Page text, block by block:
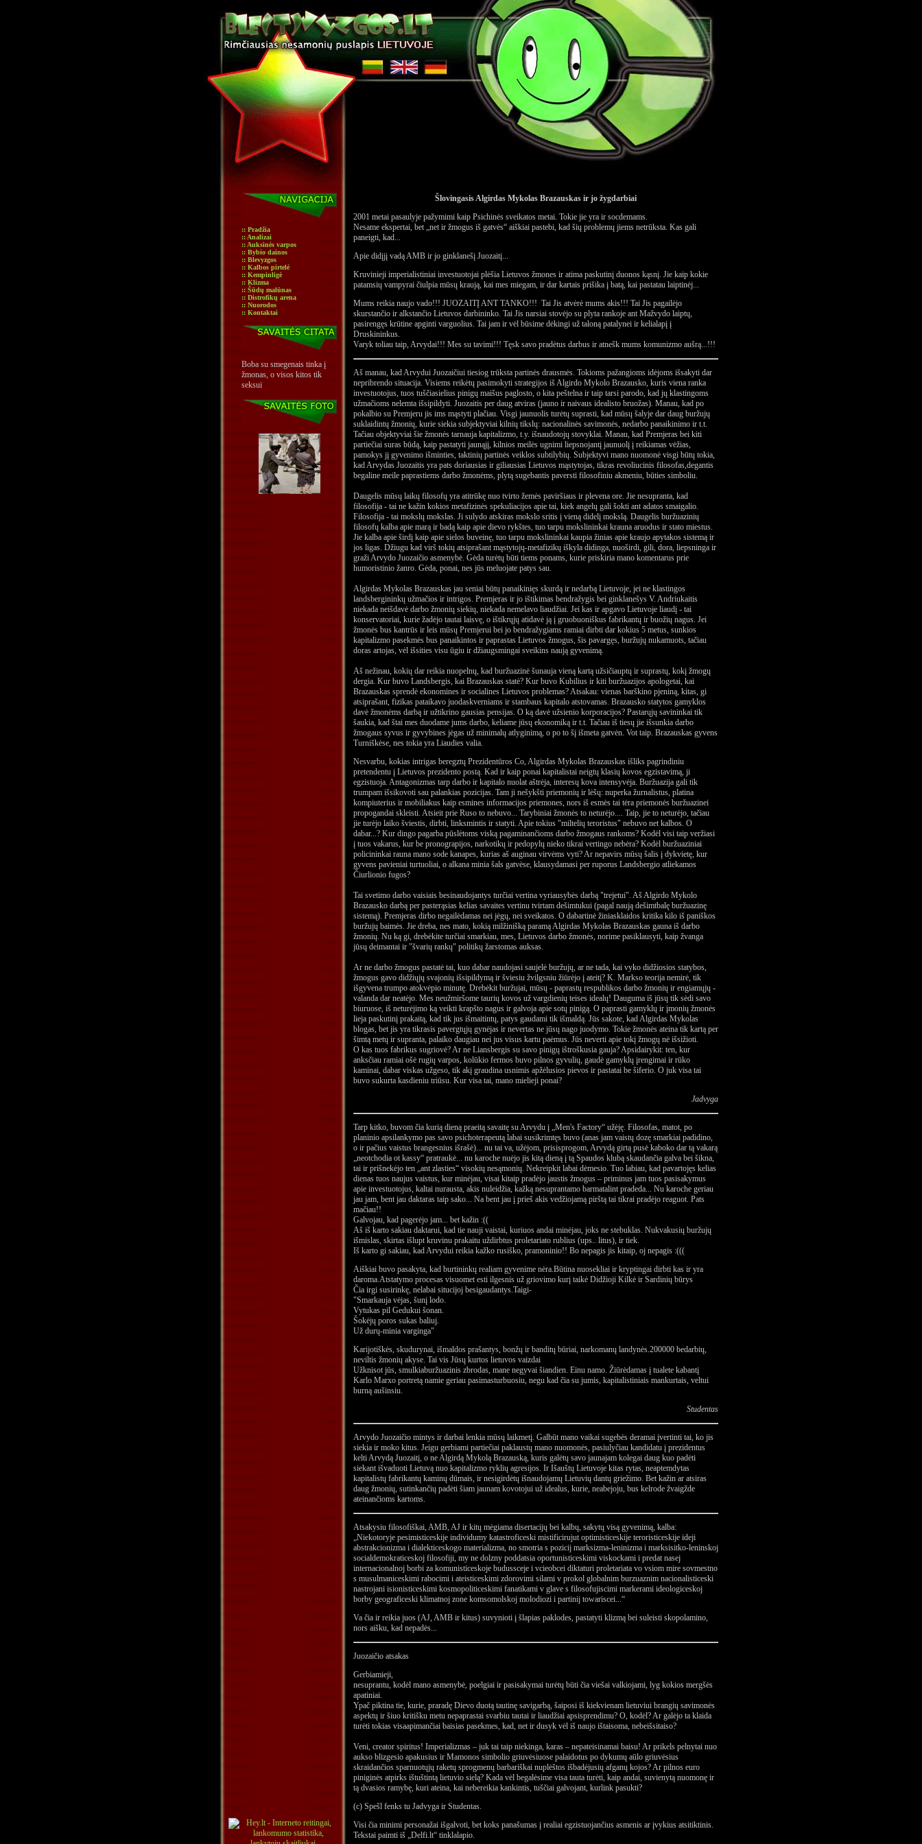
:: Pradžia
:: Analizai
:: Auksinės varpos
:: Bybio dainos
:: Blevyzgos
:: Kalbos pirtelė
:: Kempinligė
:: Klizma
:: Šūdų malūnas
:: Distrofikų arena
:: Nuorodos
:: Kontaktai
Boba su smegenais tinka į
žmonas, o visos kitos tik
seksui
Šlovingasis Algirdas Mykolas Brazauskas ir jo žygdarbiai
2001 metai pasaulyje pažymimi kaip Psichinės sveikatos metai. Tokie jie yra ir socdemams.
Nesame ekspertai, bet „net ir žmogus iš gatvės“ aiškiai pastebi, kad šių problemų jiems netrūksta. Kas gali
paneigti, kad...
Apie didįjį vadą AMB ir jo ginklanešį Juozaitį...
Kruvinieji imperialistiniai investuotojai plėšia Lietuvos žmones ir atima paskutinį duonos kąsnį. Jie kaip kokie
patamsių vampyrai čiulpia mūsų kraują, kai mes miegam, ir dar kartais prišika į batą, kai pastatau laiptinėj...
Mums reikia naujo vado!!! JUOZAITĮ ANT TANKO!!! Tai Jis atvėrė mums akis!!! Tai Jis pagailėjo
skurstančio ir alkstančio Lietuvos darbininko. Tai Jis narsiai stovėjo su plyta rankoje ant Mažvydo laiptų,
pasirengęs krūtine apginti varguolius. Tai jam ir vėl būsime dėkingi už taloną patalynei ir kelialapį į
Druskininkus.
Varyk toliau taip, Arvydai!!! Mes su tavimi!!! Tęsk savo pradėtus darbus ir atnešk mums komunizmo aušrą...!!!
Aš manau, kad Arvydui Juozaičiui tiesiog trūksta partinės drausmės. Tokioms pažangioms idėjoms išsakyti dar
nepribrendo situacija. Visiems reikėtų pasimokyti strategijos iš Algirdo Mykolo Brazausko, kuris viena ranka
investuotojus, tuos tuščiasielius pinigų maišus paglosto, o kita peštelna ir taip tarsi parodo, kad jų klastingoms
užmačioms nelemta išsipildyti. Juozaitis per daug atviras (jauno ir naivaus idealisto bruožas). Manau, kad po
pokalbio su Premjeru jis ims mąstyti plačiau. Visgi jaunuolis turėtų suprasti, kad mūsų šalyje dar daug buržujų
suklaidintų žmonių, kurie siekia subjektyviai kilnių tikslų: nacionalinės savimonės, nedarbo panaikinimo ir t.t.
Tačiau objektyviai šie žmonės tarnauja kapitalizmo, t.y. išnaudotojų stovyklai. Manau, kad Premjeras bei kiti
partiečiai suras būdą, kaip pastatyti jaunąjį, kilnios meilės ugnimi liepsnojantį jaunuolį į reikiamas vėžias,
pamokys jį gyvenimo išminties, taktinių partinės veiklos subtilybių. Subjektyvi mano nuomonė visgi būtų tokia,
kad Arvydas Juozaitis yra pats doriausias ir giliausias Lietuvos mąstytojas, tikras revoliucinis filosofas,degantis
begaline meile paprastiems darbo žmonėms, plytą sugebantis paversti filosofiniu akmeniu, būties simboliu.
Daugelis mūsų laikų filosofų yra atitrūkę nuo tvirto žemės paviršiaus ir plevena ore. Jie nesupranta, kad
filosofija - tai ne kažin kokios metafizinės spekuliacijos apie tai, kiek angelų gali šokti ant adatos smaigalio.
Filosofija - tai mokslų mokslas. Ji sulydo atskiras mokslo sritis į vieną didelį mokslą. Daugelis buržuazinių
filosofų kalba apie marą ir badą kaip apie dievo rykštes, tuo tarpu mokslininkai krauna aruodus ir stato miestus.
Jie kalba apie širdį kaip apie sielos buveinę, tuo tarpu mokslininkai kaupia žinias apie kraujo apytakos sistemą ir
jos ligas. Džiugu kad virš tokių atsiprašant mąstytojų-metafizikų iškyla didinga, nuoširdi, gili, dora, liepsninga ir
graži Arvydo Juozaičio asmenybė. Gėda turėtų būti tiems ponams, kurie priskiria mano komentarus prie
humoristinio žanro. Gėda, ponai, nes jūs meluojate patys sau.
Algirdas Mykolas Brazauskas jau seniai būtų panaikinięs skurdą ir nedarbą Lietuvoje, jei ne klastingos
landsbergininkų užmačios ir intrigos. Premjeras ir jo ištikimas bendražygis bei ginklanešys V. Andriukaitis
niekada neišdavė darbo žmonių siekių, niekada nemelavo liaudžiai. Jei kas ir apgavo Lietuvoje liaudį - tai
konservatoriai, kurie žadėjo tautai laisvę, o ištikrųjų atidavė ją į gruobuoniškus fabrikantų ir buožių nagus. Jei
žmonės bus kantrūs ir leis mūsų Premjerui bei jo bendražygiams ramiai dirbti dar kokius 5 metus, sunkios
kapitalizmo pasekmės bus panaikintos ir paprastas Lietuvos žmogus, šis pavargęs, buržujų nukamuots, tačiau
doras artojas, vėl išsities visu ūgiu ir džiaugsmingai sveikins naują gyvenimą.
Aš nežinau, kokių dar reikia nuopelnų, kad buržuazinė šunauja vieną kartą užsičiauptų ir suprastų, kokį žmogų
dergia. Kur buvo Landsbergis, kai Brazauskas statė? Kur buvo Kubilius ir kiti buržuazijos apologetai, kai
Brazauskas sprendė ekonomines ir socialines Lietuvos problemas? Atsakau: vienas barškino pjeniną, kitas, gi
atsiprašant, fizikas pataikavo juodaskverniams ir stambaus kapitalo atstovamas. Brazausko statytos gamyklos
davė žmonėms darbą ir užtikrino gausias pensijas. O ką davė užsienio korporacijos? Pastarųjų savininkai tik
šaukia, kad štai mes duodame jums darbo, keliame jūsų ekonomiką ir t.t. Tačiau iš tiesų jie išsunkia darbo
žmogaus syvus ir gyvybines jėgas už minimalų atlyginimą, o po to šį išmeta gatvėn. Vot taip. Brazauskas gyvens
Turniškėse, nes tokia yra Liaudies valia.
Nesvarbu, kokias intrigas beregztų Prezidentūros Co, Algirdas Mykolas Brazauskas išliks pagrindiniu
pretendentu į Lietuvos prezidento postą. Kad ir kaip ponai kapitalistai neigtų klasių kovos egzistavimą, ji
egzistuoja. Antagonizmas tarp darbo ir kapitalo nuolat aštrėja, interesų kova intensyvėja. Buržuazija gali tik
trumpam išsikovoti sau palankias pozicijas. Tam ji nešykšti priemonių ir lėšų: nuperka žurnalistus, platina
kompiuterius ir mobiliakus kaip esmines informacijos priemones, nors iš esmės tai tėra priemonės buržuazinei
propogandai skleisti. Atsieit prie Ruso to nebuvo... Tarybiniai žmonės to neturėjo.... Taip, jie to neturėjo, tačiau
jie turėjo laiko šviestis, dirbti, linksmintis ir statyti. Apie tokius "miltelių teroristus" nebuvo net kalbos. O
dabar...? Kur dingo pagarba pūslėtoms viską pagaminančioms darbo žmogaus rankoms? Kodėl visi taip veržiasi
į tuos vakarus, kur be pronograpijos, narkotikų ir pedopylų nieko tikrai vertingo nebėra? Kodėl buržuaziniai
policininkai rauna mano sode kanapes, kurias aš auginau virvėms vyti? Ar nepavirs mūsų šalis į dykvietę, kur
gyvens pavieniai turtuoliai, o alkana minia šals gatvėse, klausydamasi per ruporus Landsbergio atliekamos
Čiurlionio fugos?
Tai svetimo darbo vaisiais besinaudojantys turčiai vertina vyriausybės darbą "trejetui". Aš Algirdo Mykolo
Brazausko darbą per pasterąsias kelias savaites vertinu tvirtam dešimtukui (pagal naują dešimtbalę buržuazinę
sistemą). Premjeras dirbo negailėdamas nei jėgų, nei sveikatos. O dabartinė žiniasklaidos kritika kilo iš paniškos
buržujų baimės. Jie dreba, nes mato, kokią milžinišką paramą Algirdas Mykolas Brazauskas gauna iš darbo
žmonių. Nu ką gi, drebėkite turčiai smarkiau, mes, Lietuvos darbo žmonės, norime pasiklausyti, kaip žvanga
jūsų deimantai ir "švarių rankų" politikų žarstomas auksas.
Ar ne darbo žmogus pastatė tai, kuo dabar naudojasi saujelė buržujų, ar ne tada, kai vyko didžiosios statybos,
žmogus gavo didžiųjų svajonių išsipildymą ir šviesiu žvilgsniu žiūrėjo į ateitį? K. Markso teorija nemirė, tik
išgyvena trumpo atokvėpio minutę. Drebėkit buržujai, mūsų - paprastų respublikos darbo žmonių ir engiamųjų -
valanda dar neatėjo. Mes neužmiršome taurių kovos už vargdienių teises idealų! Dauguma iš jūsų tik sėdi savo
biuruose, iš neturėjimo ką veikti krapšto nagus ir galvoja apie sotų pinigą. O paprasti gamyklų ir įmonių žmonės
lieja paskutinį prakaitą, kad tik jus išmaitintų, patys gaudami tik išmaldą. Jūs sakote, kad Algirdas Mykolas
blogas, bet jis yra tikrasis pavergtųjų gynėjas ir nevertas ne jūsų nago juodymo. Tokie žmonės ateina tik kartą per
šimtą metų ir supranta, palaiko daugiau nei jus visus kartu paėmus. Jūs neverti apie tokį žmogų nė išsižioti.
O kas tuos fabrikus sugriovė? Ar ne Liansbergis su savo pinigų ištroškusia gauja? Apsidairykit: ten, kur
anksčiau ramiai ošė rugių varpos, kolūkio fermos buvo pilnos gyvulių, gaudė gamyklų įrengimai ir rūko
kaminai, dabar viskas užgeso, tik akį graudina usnimis apžėlusios pievos ir pastatai be šiferio. O juk visa tai
buvo sukurta kasdieniu triūsu. Kur visa tai, mano mielieji ponai?
Jadvyga
Tarp kitko, buvom čia kurią dieną praeitą savaitę su Arvydu į „Men's Factory“ užėję. Filosofas, matot, po
planinio apsilankymo pas savo psichoterapeutą labai susikrimtęs buvo (anas jam vaistų dozę smarkiai padidino,
o ir pačius vaistus brangesnius išrašė)... nu tai va, užėjom, prisisprogom, Arvydą girtą pusė kaboko dar tą vakarą
„neotchodia ot kassy“ pratraukė... nu karoche nuėjo jis kitą dieną į tą Spaudos klubą skaudančia galva bei šikna,
tai ir prišnekėjo ten „ant zlasties“ visokių nesąmonių. Nekreipkit labai dėmesio. Tuo labiau, kad pavartojęs kelias
dienas tuos naujus vaistus, kur minėjau, visai kitaip pradėjo jaustis žmogus – priminus jam tuos pasisakymus
apie investuotojus, kaltai nurausta, akis nuleidžia, kažką nesuprantamo barmatalint pradeda... Nu karoche geriau
jau jam, bent jau daktaras taip sako... Na bent jau į prieš akis vedžiojamą pirštą tai tikrai pradėjo reaguot. Pats
mačiau!!
Galvojau, kad pagerėjo jam... bet kažin :((
Aš iš karto sakiau daktarui, kad tie nauji vaistai, kuriuos andai minėjau, joks ne stebuklas. Nukvakusių buržujų
išmislas, skirtas išlupt kruvinu prakaitu uždirbtus proletariato rublius (ups.. litus), ir tiek.
Iš karto gi sakiau, kad Arvydui reikia kažko rusiško, pramoninio!! Bo nepagis jis kitaip, oj nepagis :(((
Aiškiai buvo pasakyta, kad burtininkų realiam gyvenime nėra.Būtina nuosekliai ir kryptingai dirbti kas ir yra
daroma.Atstatymo procesas visuomet esti ilgesnis už griovimo kurį taikė Didžioji Kilkė ir Sardinių būrys
Čia irgi susirinkę, nelabai situcijoj besigaudantys.Taigi-
"Smarkauja vėjas, šunį lodo.
Vytukas pil Gedukui šonan.
Šokėjų poros sukas baliuj.
Už durų-minia varginga"
Karijotiškės, skudurynai, išmaldos prašantys, bonžų ir banditų būriai, narkomanų landynės.200000 bedarbių,
neviltis žmonių akyse. Tai vis Jūsų kurtos lietuvos vaizdai
Užknisot jūs, smulkiaburžuazinis zbrodas, mane negyvai šiandien. Einu namo. Žiūrėdamas į tualete kabantį
Karlo Marxo portretą namie geriau pasimasturbuosiu, negu kad čia su jumis, kapitalistiniais mankurtais, veltui
burną aušinsiu.
Studentas
Arvydo Juozaičio mintys ir darbai lenkia mūsų laikmetį. Galbūt mano vaikai sugebės deramai įvertinti tai, ko jis
siekia ir moko kitus. Jeigu gerbiami partiečiai paklaustų mano nuomonės, pasiulyčiau kandidatu į prezidentus
kelti Arvydą Juozaitį, o ne Algirdą Mykolą Brazauską, kuris galėtų savo jaunajam kolegai daug kuo padėti
siekant išvaduoti Lietuvą nuo kapitalizmo ryklių agresijos. Ir Išauštų Lietuvoje kitas rytas, neaptemdytas
kapitalistų fabrikantų kaminų dūmais, ir nesigirdėtų išnaudojamų Lietuvių dantų griežimo. Bet kažin ar atsiras
daug žmonių, sutinkančių padėti šiam jaunam kovotojui už idealus, kurie, neabejoju, bus kelrode žvaigžde
ateinančioms kartoms.
Atsakysiu filosofiškai, AMB, AJ ir kitų mėgiama disertacijų bei kalbų, sakytų visą gyvenimą, kalba:
„Niekotoryje pesimisticeskije individumy katastroficeski mistificirujut optimisticeskije teroristiceskije ideji
abstrakcionizma i dialekticeskogo materializma, no smotria s pozicij marksizma-leninizma i marksisitko-leninskoj
socialdemokraticeskoj filosofiji, my ne dolzny poddatsia oportunisticeskimi viskockami i predat nasej
internacionalnoj borbi za komunisticeskoje budussceje i vcieobcei diktaturi proletariata vo vsiom mire sovmestno
s musulmaniceskimi rabocimi i ateisticeskimi zdorovimi silami v prokol globalnim burzuaznim nacionalisticeski
nastrojani isionisticeskimi kosmopoliticeskimi fanatikami v glave s filosofujiscimi markerami ideologiceskoj
borby geograficeski klimatnoj zone komsomolskoj molodiozi i partinij towariscei...“
Va čia ir reikia juos (AJ, AMB ir kitus) suvynioti į šlapias paklodes, pastatyti klizmą bei suleisti skopolamino,
nors aišku, kad nepadės...
Juozaičio atsakas
Gerbiamieji,
nesuprantu, kodėl mano asmenybė, poelgiai ir pasisakymai turėtų būti čia viešai valkiojami, lyg kokios mergšės
apatiniai.
Ypač piktina tie, kurie, praradę Dievo duotą tautinę savigarbą, šaiposi iš kiekvienam lietuviui brangių savimonės
aspektų ir šiuo kritišku metu nepaprastai svarbiu tautai ir liaudžiai apsisprendimu? O, kodėl? Ar galėjo ta klaida
turėti tokias visaapimančiai baisias pasekmes, kad, net ir dusyk vėl iš naujo ištaisoma, nebeišsitaiso?
Veni, creator spiritus! Imperializmas – juk tai taip niekinga, karas – nepateisinamai baisu! Ar prikels pelnytai nuo
aukso blizgesio apakusius ir Mamonos simbolio griuvėsiuose palaidotus po dykumų aūlo griuvėsius
skraidančios sparnuotųjų raketų sprogmenų barbariškai nuplėštos išbadėjusių afganų kojos? Ar pilnos euro
piniginės atpirks ištuštintą lietuvio sielą? Kada vėl begalėsime visa tauta turėti, kaip andai, suvienytą nuomonę ir
tą dvasios ramybę, kuri ateina, kai nebereikia kankintis, tuščiai galvojant, kurlink pasukti?
(c) Spešl fenks tu Jadvyga ir Studentas.
Visi čia minimi personažai išgalvoti, bet koks panašumas į realiai egzistuojančius asmenis ar įvykius atsitiktinis.
Tekstai paimti iš „Delfi.lt“ tinklalapio.